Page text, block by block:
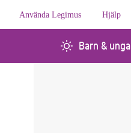
Använda Legimus Hjälp
Barn & unga